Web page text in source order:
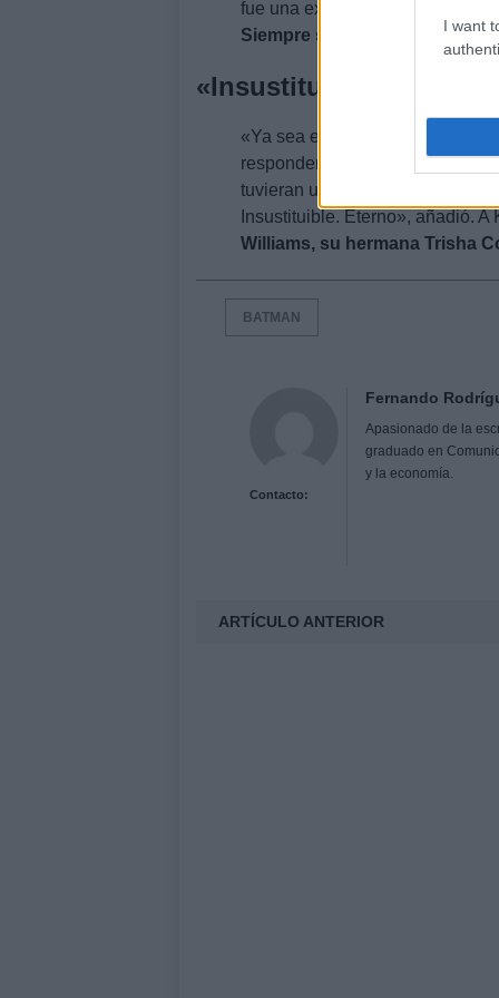
I want
fue una experiencia tan
Siempre será mi Batman»,
«Insustituible. Eterno»
«Ya sea en la cabina de
responder durante el 11-S o
tuvieran un momento con su
Insustituible. Eterno», añadió.
Williams, su hermana Trisha
BATMAN
Contacto:
Fernando
Apasionado de la
graduado en
y la economía.
ARTÍCULO ANTERIOR